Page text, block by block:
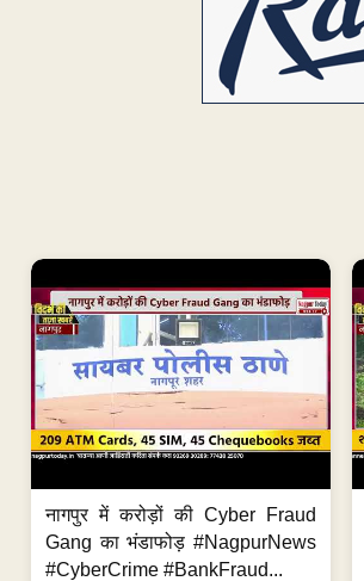
नागपुर में करोड़ों की Cyber Fraud
Gang का भंडाफोड़ #NagpurNews
#CyberCrime #BankFraud...